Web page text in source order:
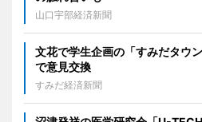
山口宇部経済新聞
文花で学生企画の「すみだタウ
で意見交換
すみだ経済新聞